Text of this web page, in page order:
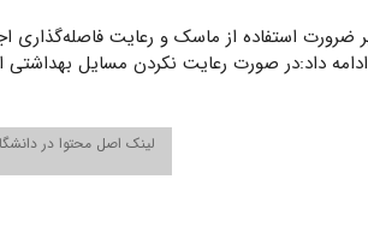
ضرورت استفاده از ماسک و رعایت فاصله‌گذاری
داد:در صورت رعایت نکردن مسایل بهداشتی
لینک اصل محتوا در